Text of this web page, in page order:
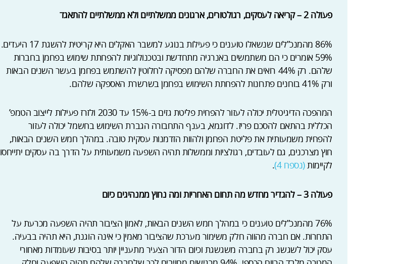
פעולה 2 – קריאה לעסקים, רגולטורים, ארגונים ממשלתיים ולא ממשלתיים להתאגד
86% מהמנכ”לים שנשאלו טוענים כי פעילות בנוגע למשבר האקלים היא קריטית להשגת 17 היעדים.
59% אומרים כי הם משתמשים באנרגיה מתחדשת ובטכנולוגיות להפחתת שימוש בפחמן בחברות
שלהם. רק 44% רואים את החברה שלהם מפסיקה לחלוטין להשתמש בפחמן בעשר השנים הבאות
ורק 41% בוחנים פתרונות להפחתת השימוש בפחמן בשרשרת האספקה שלהם.
המהפכה הדיגיטלית יכולה לעזור להפחית פליטת גזים ב-15% עד 2030 ולזרז פעילות לייצוב הטמפ’
הכללית בהתאם להסכם פריז. לדוגמא, בענף התחבורה הגברת השימוש בחשמל יכולה לעזור
להפחית משמעותית את פליטת הפחמן ולהוות הזדמנות עסקית טובה. במהלך חמש השנים הבאות,
חוץ מצרכנים, גם לעובדים, רגולציות וממשלות תהיה השפעה משמעותית על הדרך בה עסקים יתייחסו
לקיימות(נספח 4) .
פעולה 3 – להגדיר מחדש מה תחום האחריות ומה נחוץ ממנהיגים כיום
76% מהמנכ”לים טוענים כי במהלך חמש השנים הבאות, לאמון הציבור תהיה השפעה מכרעת על
התחרות. אם חברה מהווה חלק משימור מערכת שהציבור מאמין כי אינה הוגנת, היא תהיה בבעיה.
עסק יכול לשגשג רק בחברה משגשגת וכיום הדור הצעיר מתעניין יותר בסיבות שעומדות מאחורי